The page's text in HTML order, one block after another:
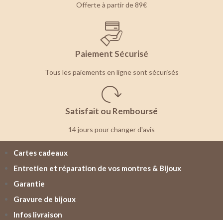
Offerte à partir de 89€
Paiement Sécurisé
Tous les paiements en ligne sont sécurisés
Satisfait ou Remboursé
14 jours pour changer d'avis
Cartes cadeaux
Entretien et réparation de vos montres & Bijoux
Garantie
Gravure de bijoux
Infos livraison